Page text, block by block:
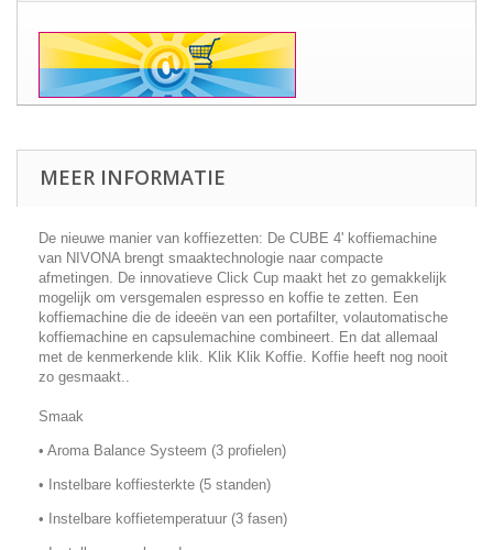
MEER INFORMATIE
De nieuwe manier van koffiezetten: De CUBE 4' koffiemachine
van NIVONA brengt smaaktechnologie naar compacte
afmetingen. De innovatieve Click Cup maakt het zo gemakkelijk
mogelijk om versgemalen espresso en koffie te zetten. Een
koffiemachine die de ideeën van een portafilter, volautomatische
koffiemachine en capsulemachine combineert. En dat allemaal
met de kenmerkende klik. Klik Klik Koffie. Koffie heeft nog nooit
zo gesmaakt..
Smaak
• Aroma Balance Systeem (3 profielen)
• Instelbare koffiesterkte (5 standen)
• Instelbare koffietemperatuur (3 fasen)